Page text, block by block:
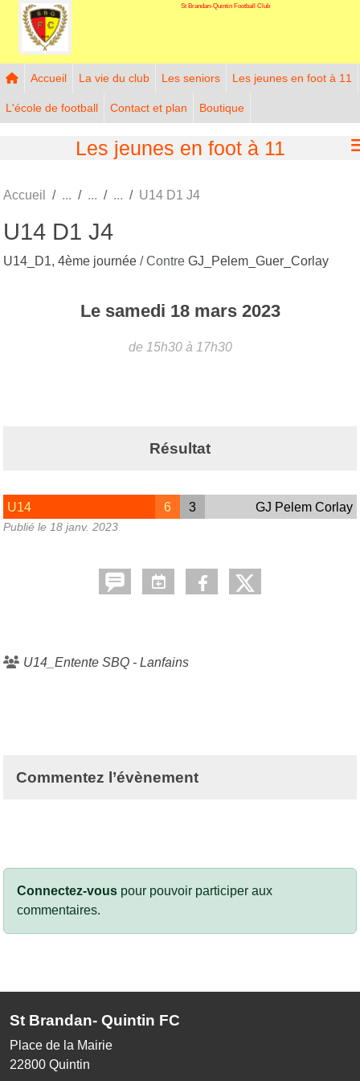
St Brandan-Quintin Football Club
Accueil La vie du club Les seniors Les jeunes en foot à 11
L'école de football Contact et plan Boutique
Les jeunes en foot à 11
Accueil U14 D1 J4
U14 D1 J4
U14_D1, 4ème journée / Contre GJ_Pelem_Guer_Corlay
Le samedi 18 mars 2023
de 15h30 à 17h30
Résultat
U14 6 3 GJ Pelem Corlay
Publié le 18 janv. 2023
U14_Entente SBQ - Lanfains
Commentez l’évènement
Connectez-vous pour pouvoir participer aux
commentaires.
St Brandan- Quintin FC
Place de la Mairie
22800 Quintin
Panneau de gestion des cookies